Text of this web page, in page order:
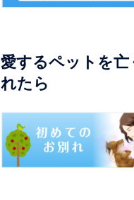
愛するペットを亡
れたら